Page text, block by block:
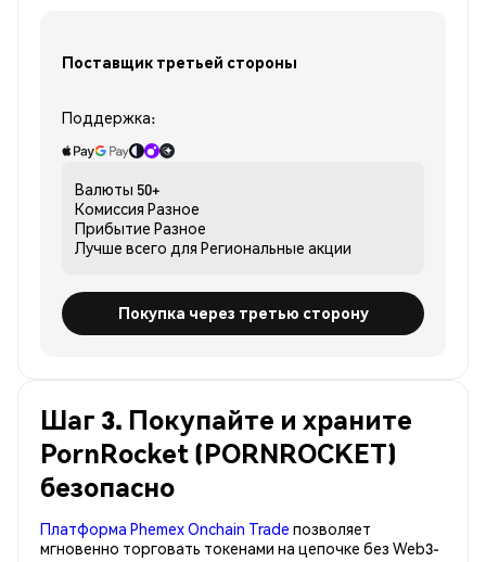
Поставщик третьей стороны
Поддержка:
Валюты 50+
Комиссия Разное
Прибытие Разное
Лучше всего для Региональные акции
Покупка через третью сторону
Шаг 3. Покупайте и храните
PornRocket (PORNROCKET)
безопасно
Платформа Phemex Onchain Trade позволяет
мгновенно торговать токенами на цепочке без Web3-